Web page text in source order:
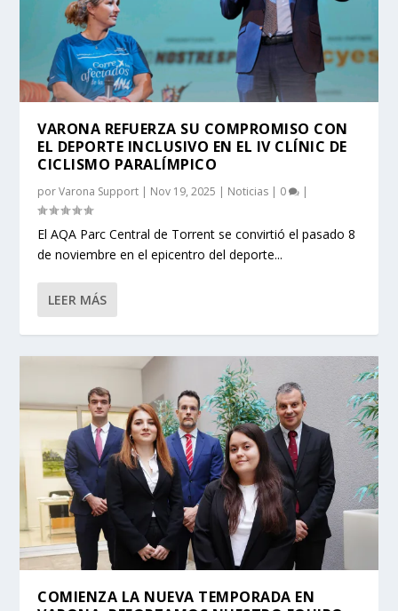
VARONA REFUERZA SU COMPROMISO CON
EL DEPORTE INCLUSIVO EN EL IV CLÍNIC DE
CICLISMO PARALÍMPICO
porVarona Support | Nov 19, 2025 | Noticias | 0 |
El AQA Parc Central de Torrent se convirtió el pasado 8
de noviembre en el epicentro del deporte...
LEER MÁS
COMIENZA LA NUEVA TEMPORADA EN